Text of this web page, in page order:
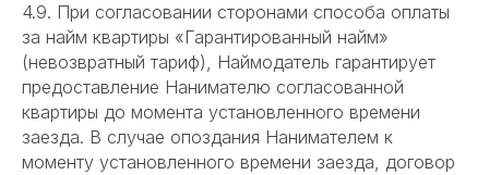
4.9. При согласовании сторонами способа оплаты
за найм квартиры «Гарантированный найм»
(невозвратный тариф), Наймодатель гарантирует
предоставление Нанимателю согласованной
квартиры до момента установленного времени
заезда. В случае опоздания Нанимателем к
моменту установленного времени заезда, договор